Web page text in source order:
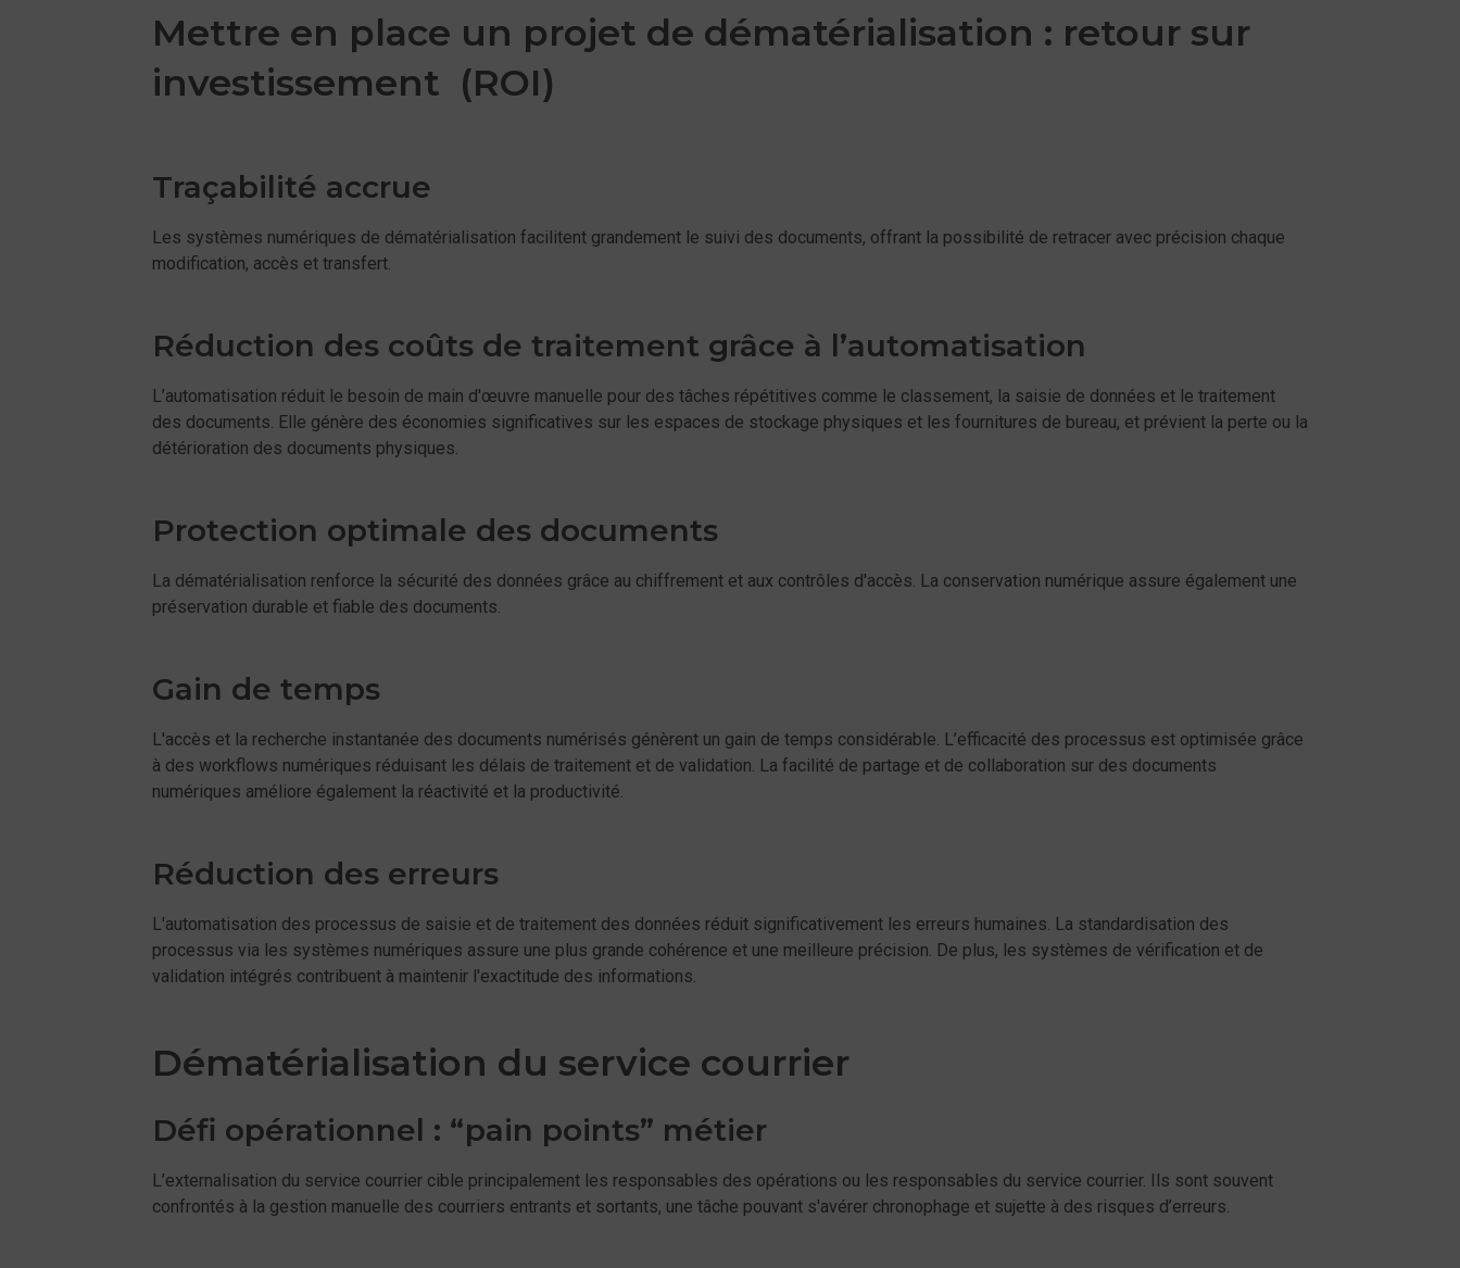
Mettre en place un projet de dématérialisation : retour sur
investissement (ROI)
Traçabilité accrue
Les systèmes numériques de dématérialisation facilitent grandement le suivi des documents, offrant la possibilité de retracer avec précision chaque
modification, accès et transfert.
Réduction des coûts de traitement grâce à l’automatisation
L’automatisation réduit le besoin de main d'œuvre manuelle pour des tâches répétitives comme le classement, la saisie de données et le traitement
des documents. Elle génère des économies significatives sur les espaces de stockage physiques et les fournitures de bureau, et prévient la perte ou la
détérioration des documents physiques.
Protection optimale des documents
La dématérialisation renforce la sécurité des données grâce au chiffrement et aux contrôles d'accès. La conservation numérique assure également une
préservation durable et fiable des documents.
Gain de temps
L'accès et la recherche instantanée des documents numérisés génèrent un gain de temps considérable. L’efficacité des processus est optimisée grâce
à des workflows numériques réduisant les délais de traitement et de validation. La facilité de partage et de collaboration sur des documents
numériques améliore également la réactivité et la productivité.
Réduction des erreurs
L'automatisation des processus de saisie et de traitement des données réduit significativement les erreurs humaines. La standardisation des
processus via les systèmes numériques assure une plus grande cohérence et une meilleure précision. De plus, les systèmes de vérification et de
validation intégrés contribuent à maintenir l'exactitude des informations.
Dématérialisation du service courrier
Défi opérationnel : “pain points” métier
L’externalisation du service courrier cible principalement les responsables des opérations ou les responsables du service courrier. Ils sont souvent
confrontés à la gestion manuelle des courriers entrants et sortants, une tâche pouvant s'avérer chronophage et sujette à des risques d’erreurs.